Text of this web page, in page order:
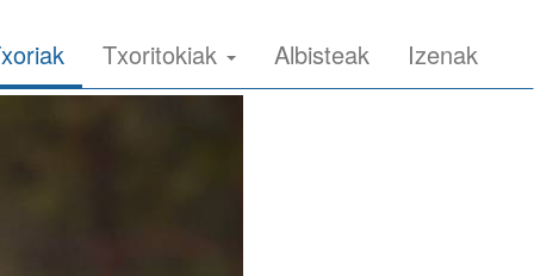
Txoritokiak Albisteak Izenak